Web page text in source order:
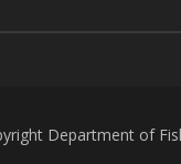
Department of